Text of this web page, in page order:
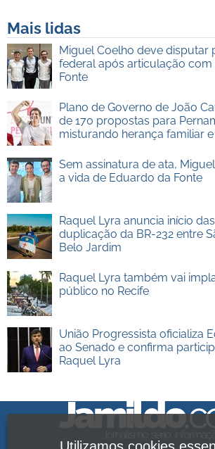
Mais lidas
Miguel Coelho deve disputar
federal após articulação com
Fonte
Plano de Governo de João
de 170 propostas para
misturando herança familiar
Sem assinatura de ata,
a vida de Eduardo da Fonte
Raquel Lyra anuncia início
duplicação da BR-232 entre
Belo Jardim
Raquel Lyra também vai
público no Recife
União Progressista oficializa
ao Senado e confirma
Raquel Lyra